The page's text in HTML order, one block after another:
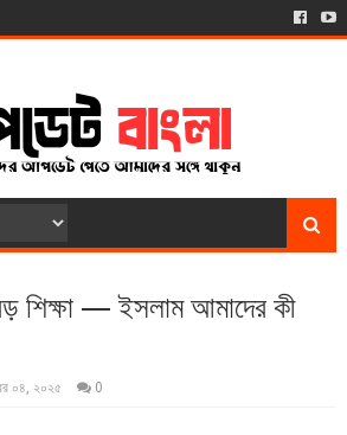
শিক্ষা — ইসলাম আমাদের কী
০৪, ২০২৫ 0